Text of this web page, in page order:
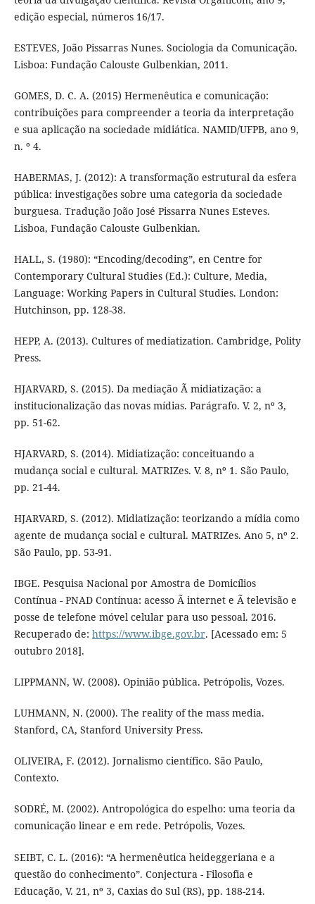
edição especial, números 16/17.
ESTEVES, João Pissarras Nunes. Sociologia da Comunicação.
Lisboa: Fundação Calouste Gulbenkian, 2011.
GOMES, D. C. A. (2015) Hermenêutica e comunicação:
contribuições para compreender a teoria da interpretação
e sua aplicação na sociedade midiática. NAMID/UFPB, ano 9,
n. º 4.
HABERMAS, J. (2012): A transformação estrutural da esfera
pública: investigações sobre uma categoria da sociedade
burguesa. Tradução João José Pissarra Nunes Esteves.
Lisboa, Fundação Calouste Gulbenkian.
HALL, S. (1980): “Encoding/decoding”, en Centre for
Contemporary Cultural Studies (Ed.): Culture, Media,
Language: Working Papers in Cultural Studies. London:
Hutchinson, pp. 128-38.
HEPP, A. (2013). Cultures of mediatization. Cambridge, Polity
Press.
HJARVARD, S. (2015). Da mediação Ã midiatização: a
institucionalização das novas mídias. Parágrafo. V. 2, nº 3,
pp. 51-62.
HJARVARD, S. (2014). Midiatização: conceituando a
mudança social e cultural. MATRIZes. V. 8, nº 1. São Paulo,
pp. 21-44.
HJARVARD, S. (2012). Midiatização: teorizando a mídia como
agente de mudança social e cultural. MATRIZes. Ano 5, nº 2.
São Paulo, pp. 53-91.
IBGE. Pesquisa Nacional por Amostra de Domicílios
Contínua - PNAD Contínua: acesso Ã internet e Ã televisão e
posse de telefone móvel celular para uso pessoal. 2016.
Recuperado de: https://www.ibge.gov.br. [Acessado em: 5
outubro 2018].
LIPPMANN, W. (2008). Opinião pública. Petrópolis, Vozes.
LUHMANN, N. (2000). The reality of the mass media.
Stanford, CA, Stanford University Press.
OLIVEIRA, F. (2012). Jornalismo científico. São Paulo,
Contexto.
SODRÉ, M. (2002). Antropológica do espelho: uma teoria da
comunicação linear e em rede. Petrópolis, Vozes.
SEIBT, C. L. (2016): “A hermenêutica heideggeriana e a
questão do conhecimento”. Conjectura - Filosofia e
Educação, V. 21, nº 3, Caxias do Sul (RS), pp. 188-214.